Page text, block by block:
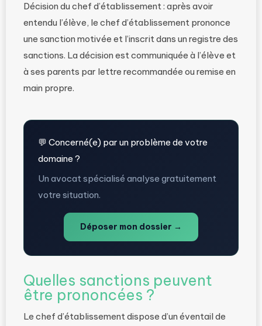
Décision du chef d’établissement : après avoir
entendu l’élève, le chef d’établissement prononce
une sanction motivée et l’inscrit dans un registre des
sanctions. La décision est communiquée à l’élève et
à ses parents par lettre recommandée ou remise en
main propre.
💬 Concerné(e) par un problème de votre
domaine ?
Un avocat spécialisé analyse gratuitement
votre situation.
Déposer mon dossier →
Quelles sanctions peuvent
être prononcées ?
Le chef d’établissement dispose d’un éventail de